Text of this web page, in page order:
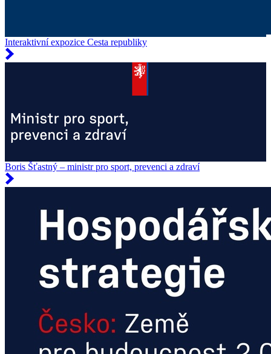
Interaktivní expozice Cesta republiky
Boris Šťastný – ministr pro sport, prevenci a zdraví